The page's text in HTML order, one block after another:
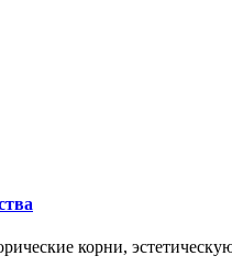
корни,